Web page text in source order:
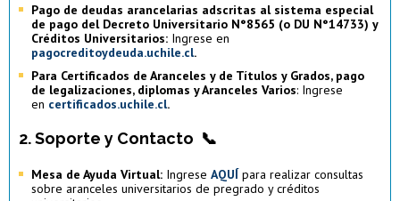
Pago de deudas arancelarias adscritas al sistema especial
de pago del Decreto Universitario N°8565 (o DU N°14733) y
Créditos Universitarios: Ingrese en
pagocreditoydeuda.uchile.cl.
Para Certificados de Aranceles y de Títulos y Grados, pago
de legalizaciones, diplomas y Aranceles Varios: Ingrese
en certificados.uchile.cl.
2. Soporte y Contacto 📞
Mesa de Ayuda Virtual: Ingrese AQUÍpara realizar consultas
sobre aranceles universitarios de pregrado y créditos